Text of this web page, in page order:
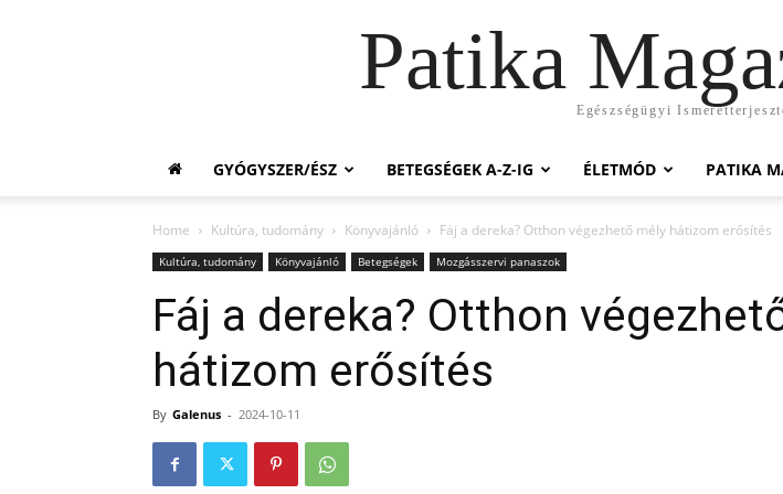
Patika
Egészségügyi
GYÓGYSZER/ÉSZ BETEGSÉGEK A-Z-IG ÉLETMÓD PATIKA
Home Kultúra, tudomány Könyvajánló Fáj a dereka? Otthon végezhető mély hátizom erősítés
Kultúra, tudomány Könyvajánló Betegségek Mozgásszervi panaszok
Fáj a dereka? Otthon
hátizom erősítés
By Galenus - 2024-10-11